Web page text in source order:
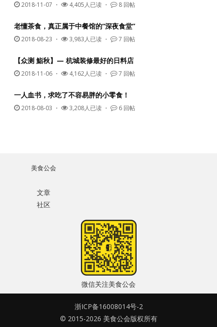
2018-11-07 ・ 4,405人已读 ・ 8 回帖
老懂茶食，真正属于中餐馆的“深夜食堂”
2018-08-23 ・ 3,983人已读 ・ 7 回帖
【众测 鮨秋】— 杭城装修最好的日料店
2018-11-06 ・ 4,162人已读 ・ 7 回帖
一人血书，求吃了不容易胖的小零食！
2018-08-03 ・ 3,208人已读 ・ 6 回帖
美食公会
文章
社区
微信关注美食公会
浙ICP备16008014号-2
© 2015-2026 美食公会版权所有